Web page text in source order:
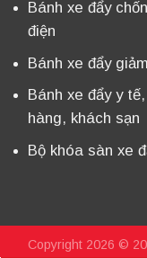
Bánh xe đẩy
điện
Bánh xe đẩy
Bánh xe đẩy y
hàng, khách sạn
Bộ khóa sàn xe
Copyright 2026 ©